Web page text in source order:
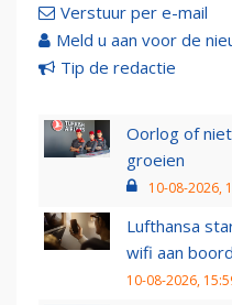
Verstuur per e-mail
Meld u aan voor de
Tip de redactie
Oorlog of
groeien
10-08-2026,
Lufthansa
wifi aan boord
10-08-2026,